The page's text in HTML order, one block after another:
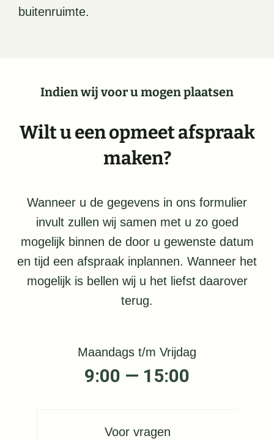
buitenruimte.
Indien wij voor u mogen plaatsen
Wilt u een opmeet afspraak
maken?
Wanneer u de gegevens in ons formulier
invult zullen wij samen met u zo goed
mogelijk binnen de door u gewenste datum
en tijd een afspraak inplannen. Wanneer het
mogelijk is bellen wij u het liefst daarover
terug.
Maandags t/m Vrijdag
9:00 — 15:00
Voor vragen